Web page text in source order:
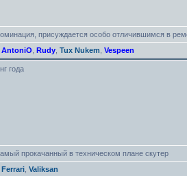
присуждается особо отличившимся в
AntoniO Rudy Tux Nukem Vespeen
года
прокачанный в техническом плане скутер
Ferrari Valiksan